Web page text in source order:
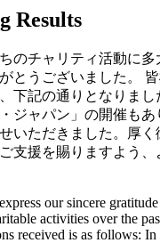
Results
のチャリティ活動に
とうございました。
下記の通りとなりまし
ジャパン」の開催も
いただきました。厚く
支援を賜りますよう、
our sincere
activities over the
received is as follows: